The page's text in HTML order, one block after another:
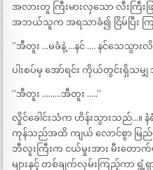
အလားတူ ကြီးမားလှသော လီးကြီးဖ
အဘယ်သူက အရသာခံ၍ ငြိမ်ပြီး ကြ
”အီတူး …မခံနဲ့ …နင် …. နင်သေသွား
ပါးစပ်မှ အော်ရင်း ကိုယ်တွင်းရှိသမျှ
”အီတူး ………အီတူး …..”
လှိုင်ခေါင်းသံက ဟိန်းသွားသည်…။ နံရံ
ကုန်သည်အထိ ကျယ် လောင်စွာ မြ
ဘီလူးကြီးက ငယ်မှုးအား မီးတောက်
များနှင့် တစ်ချက်လှမ်းကြည့်ကာ